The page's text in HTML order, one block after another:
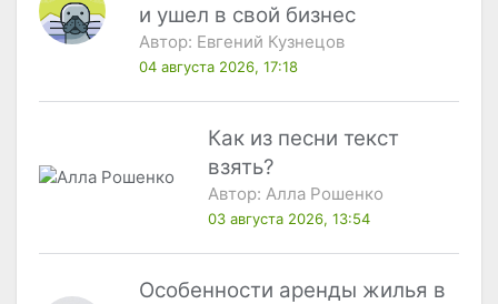
и ушел в свой бизнес
Автор: Евгений Кузнецов
04 августа 2026, 17:18
Как из песни текст
взять?
Автор: Алла Рошенко
03 августа 2026, 13:54
Особенности аренды жилья в